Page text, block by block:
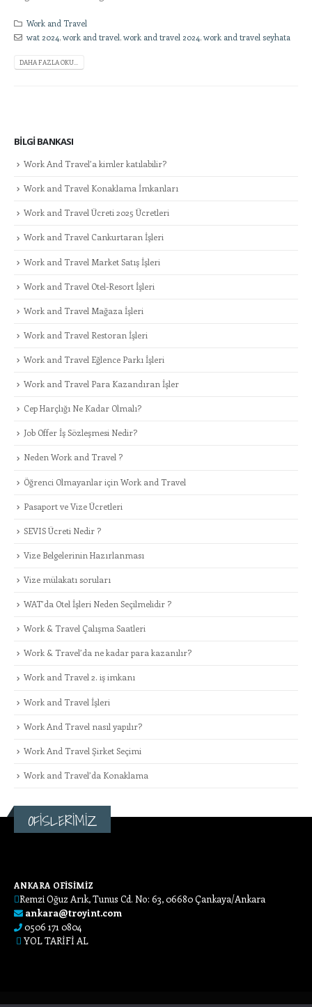
Work and Travel
wat 2024,work and travel,work and travel 2024,work and travel seyhata
DAHA FAZLA OKU...
BILGI BANKASI
Work And Travel’a kimler katılabilir?
Work and Travel Konaklama İmkanları
Work and Travel Ücreti 2025 Ücretleri
Work and Travel Cankurtaran İşleri
Work and Travel Market Satış İşleri
Work and Travel Otel-Resort İşleri
Work and Travel Mağaza İşleri
Work and Travel Restoran İşleri
Work and Travel Eğlence Parkı İşleri
Work and Travel Para Kazandıran İşler
Cep Harçlığı Ne Kadar Olmalı?
Job Offer İş Sözleşmesi Nedir?
Neden Work and Travel ?
Öğrenci Olmayanlar için Work and Travel
Pasaport ve Vize Ücretleri
SEVIS Ücreti Nedir ?
Vize Belgelerinin Hazırlanması
Vize mülakatı soruları
WAT’da Otel İşleri Neden Seçilmelidir ?
Work & Travel Çalışma Saatleri
Work & Travel’da ne kadar para kazanılır?
Work and Travel 2. iş imkanı
Work and Travel İşleri
Work And Travel nasıl yapılır?
Work And Travel Şirket Seçimi
Work and Travel’da Konaklama
OFİSLERİMİZ
ANKARA OFİSİMİZ
Remzi Oğuz Arık, Tunus Cd. No: 63, 06680 Çankaya/Ankara
ankara@troyint.com
0506 171 0804
YOL TARİFİ AL